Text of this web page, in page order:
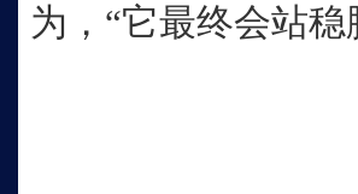
为，“它最终会站稳